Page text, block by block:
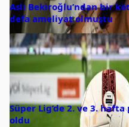
Aslı Bekiroğlu’ndan bir
defa ameliyat olmuştu
Süper Lig’de 2. ve 3.
oldu